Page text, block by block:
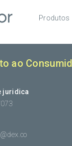
Produtos
ao
juridica